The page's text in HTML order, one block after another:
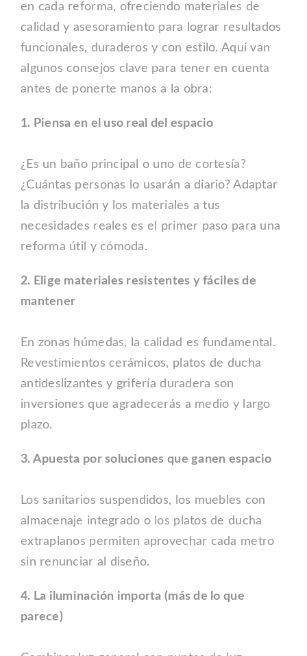
en cada reforma, ofreciendo materiales de
calidad y asesoramiento para lograr resultados
funcionales, duraderos y con estilo. Aquí van
algunos consejos clave para tener en cuenta
antes de ponerte manos a la obra:
1. Piensa en el uso real del espacio
¿Es un baño principal o uno de cortesía?
¿Cuántas personas lo usarán a diario? Adaptar
la distribución y los materiales a tus
necesidades reales es el primer paso para una
reforma útil y cómoda.
2. Elige materiales resistentes y fáciles de
mantener
En zonas húmedas, la calidad es fundamental.
Revestimientos cerámicos, platos de ducha
antideslizantes y grifería duradera son
inversiones que agradecerás a medio y largo
plazo.
3. Apuesta por soluciones que ganen espacio
Los sanitarios suspendidos, los muebles con
almacenaje integrado o los platos de ducha
extraplanos permiten aprovechar cada metro
sin renunciar al diseño.
4. La iluminación importa (más de lo que
parece)